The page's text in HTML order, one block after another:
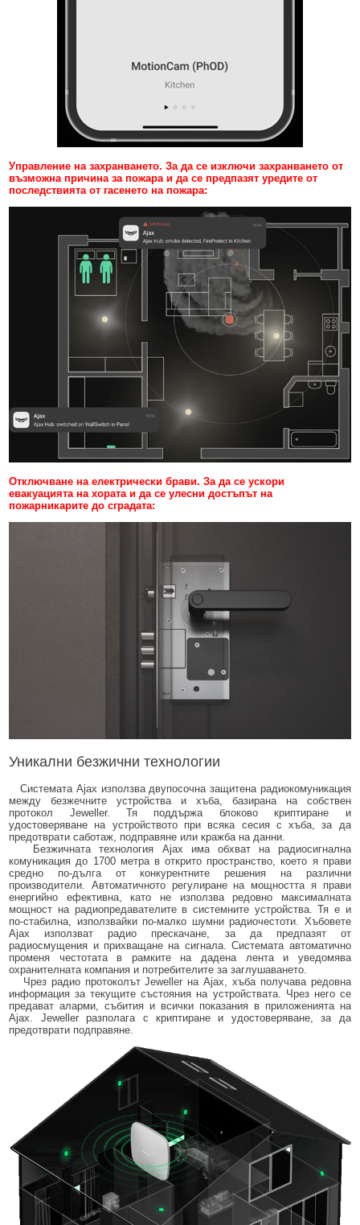
Управление на захранването. За да се изключи захранването от
възможна причина за пожара и да се предпазят уредите от
последствията от гасенето на пожара:
Отключване на електрически брави. За да се ускори
евакуацията на хората и да се улесни достъпът на
пожарникарите до сградата:
Уникални безжични технологии
Системата Ajax използва двупосочна защитена радиокомуникация
между безжечните устройства и хъба, базирана на собствен
протокол Jeweller. Тя поддържа блоково криптиране и
удостоверяване на устройството при всяка сесия с хъба, за да
предотврати саботаж, подправяне или кражба на данни.
Безжичната технология Ajax има обхват на радиосигнална
комуникация до 1700 метра в открито пространство, което я прави
средно по-дълга от конкурентните решения на различни
производители. Автоматичното регулиране на мощността я прави
енергийно ефективна, като не използва редовно максималната
мощност на радиопредавателите в системните устройства. Тя е и
по-стабилна, използвайки по-малко шумни радиочестоти. Хъбовете
Ajax използват радио прескачане, за да предпазят от
радиосмущения и прихващане на сигнала. Системата автоматично
променя честотата в рамките на дадена лента и уведомява
охранителната компания и потребителите за заглушаването.
Чрез радио протоколът Jeweller на Ajax, хъба получава редовна
информация за текущите състояния на устройствата. Чрез него се
предават аларми, събития и всички показания в приложенията на
Ajax. Jeweller разполага с криптиране и удостоверяване, за да
предотврати подправяне.